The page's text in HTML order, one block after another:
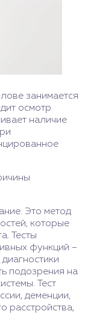
занимается
осмотр
наличие
Это метод
которые
Тесты
функций –
подозрения на
Тест
деменции,
расстройства,